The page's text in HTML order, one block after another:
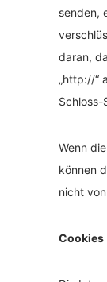
senden,
daran,
„http://“
Schloss-
Wenn
können
nicht
Cookies